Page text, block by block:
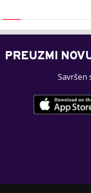
PREUZMI
Savršen